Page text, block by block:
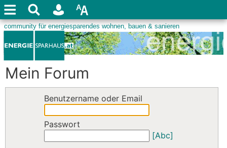
Mein Forum
Benutzername oder Email
Passwort
[Abc]